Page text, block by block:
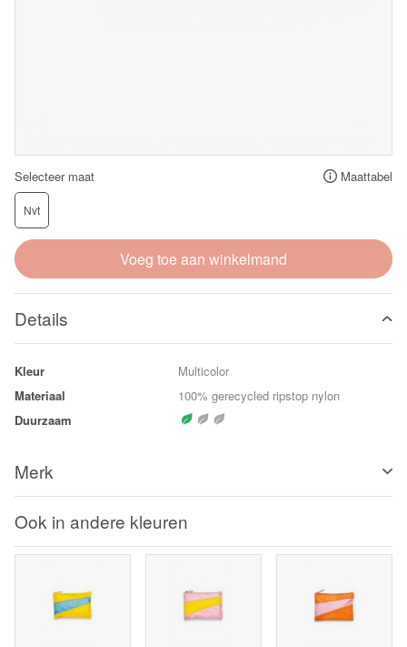
Selecteer maat Maattabel
Nvt
Voeg toe aan winkelmand
Details
Kleur
Multicolor
Materiaal
100% gerecycled ripstop nylon
Duurzaam
Merk
Ook in andere kleuren